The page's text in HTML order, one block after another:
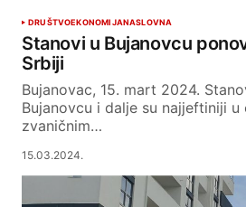
DRUŠTVOEKONOMIJANASLOVNA
Stanovi u Bujanovcu
Srbiji
Bujanovac, 15. mart 2024.
Bujanovcu i dalje su najjeftiniji
zvaničnim…
15.03.2024.